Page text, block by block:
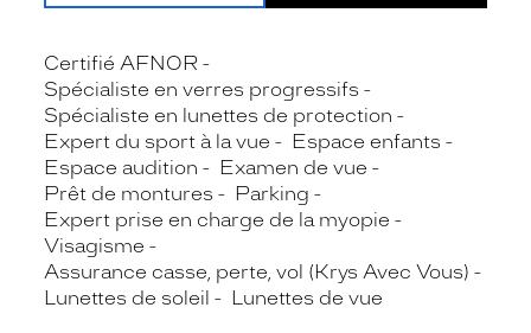
Certifié AFNOR
Spécialiste en verres progressifs
Spécialiste en lunettes de protection
Expert du sport à la vue
Espace enfants
Espace audition
Examen de vue
Prêt de montures
Parking
Expert prise en charge de la myopie
Visagisme
Assurance casse, perte, vol (Krys Avec Vous)
Lunettes de soleil
Lunettes de vue